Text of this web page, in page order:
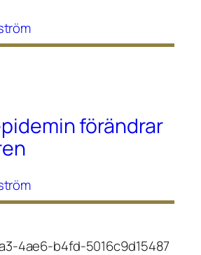
förändrar